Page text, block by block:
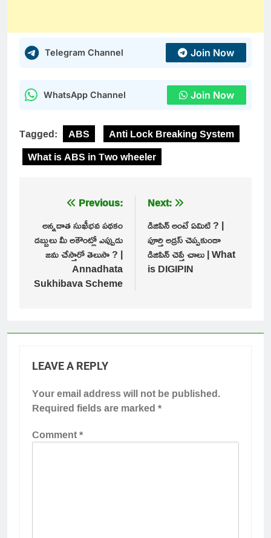
Telegram Channel Join Now
WhatsApp Channel Join Now
Tagged: ABS
Anti Lock Breaking System
What is ABS in Two wheeler
navigation
Previous:
అన్నదాత సుఖీభవ పథకం
డబ్బులు మీ అకౌంట్లో ఎప్పుడు
జమ చేస్తారో తెలుసా ? |
Annadhata
Sukhibava Scheme
Next:
డిజిపిన్ అంటే ఏమిటి ? |
పూర్తి అడ్రస్ చెప్పకుండా
డిజిపిన్ చెప్తే చాలు | What
is DIGIPIN
LEAVE A REPLY
Your email address will not be published.
Required fields are marked*
Comment*